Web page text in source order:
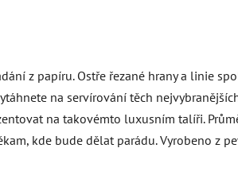
z papíru. Ostře řezané hrany a linie
na servírování těch
na takovémto luxusním talíři.
kde bude dělat parádu. Vyrobeno z